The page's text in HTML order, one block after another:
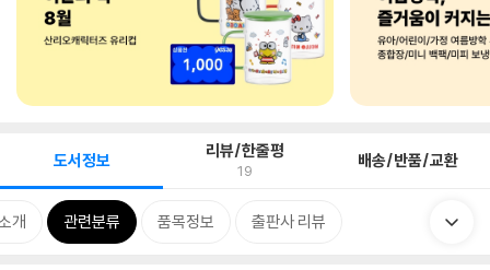
도서정보 리뷰/한줄평
19 배송/반품/교환
개 관련분류 품목정보 출판사 리뷰